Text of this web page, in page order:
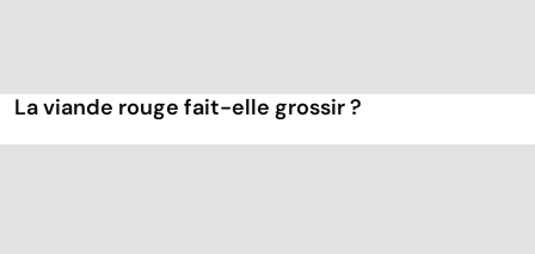
La viande rouge fait-elle grossir ?